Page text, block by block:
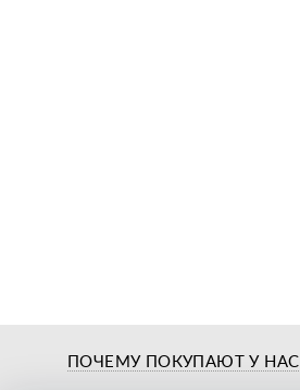
о насПОЧЕМУ ПОКУПАЮТ У НАС